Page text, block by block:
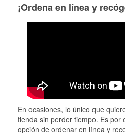
¡Ordena en línea y
En ocasiones, lo único que
tienda sin perder tiempo. Es por
opción de ordenar en línea y